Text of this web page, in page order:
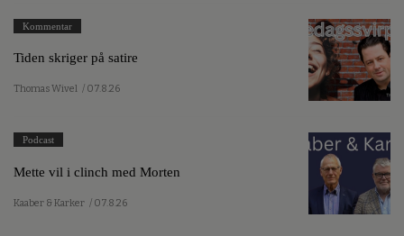
Kommentar
Tiden skriger på satire
Thomas Wivel / 07.8.26
Podcast
Mette vil i clinch med Morten
Kaaber & Karker / 07.8.26